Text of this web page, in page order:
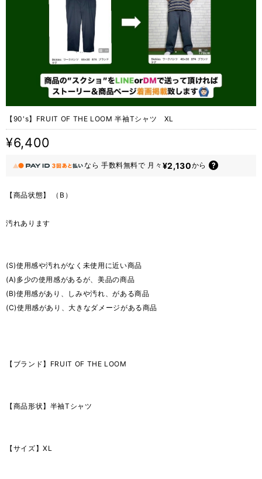
【90's】FRUIT OF THE LOOM 半袖Tシャツ XL
¥6,400
なら 手数料無料で 月々 ¥2,130から
【商品状態】 （B）
汚れあります
(S)使用感や汚れがなく未使用に近い商品
(A)多少の使用感があるが、美品の商品
(B)使用感があり、しみや汚れ、がある商品
(C)使用感があり、大きなダメージがある商品
【ブランド】FRUIT OF THE LOOM
【商品形状】半袖Tシャツ
【サイズ】XL